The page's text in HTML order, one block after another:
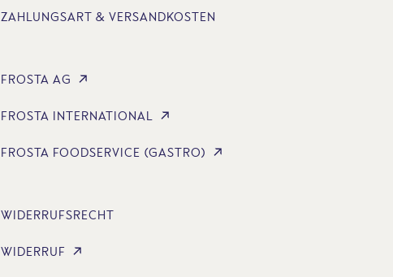
ZAHLUNGSART & VERSANDKOSTEN
FROSTA AG
FROSTA INTERNATIONAL
FROSTA FOODSERVICE (GASTRO)
WIDERRUFSRECHT
WIDERRUF